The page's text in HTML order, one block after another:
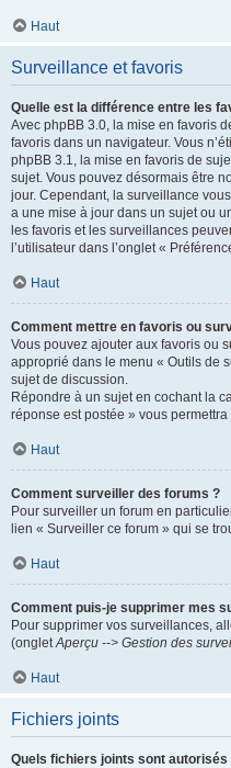
Haut
Surveillance et favoris
Quelle est la différence entre les
Avec phpBB 3.0, la mise en favoris
favoris dans un navigateur. Vous
phpBB 3.1, la mise en favoris de
sujet. Vous pouvez désormais être
jour. Cependant, la surveillance
a une mise à jour dans un sujet ou
les favoris et les surveillances
l’utilisateur dans l’onglet «
Haut
Comment mettre en favoris ou
Vous pouvez ajouter aux favoris ou
approprié dans le menu « Outils de
sujet de discussion.
Répondre à un sujet en cochant la
réponse est postée » vous
Haut
Comment surveiller des forums ?
Pour surveiller un forum en
lien « Surveiller ce forum » qui se
Haut
Comment puis-je supprimer mes
Pour supprimer vos surveillances,
(ongletAperçu --> Gestion des
Haut
Fichiers joints
Quels fichiers joints sont